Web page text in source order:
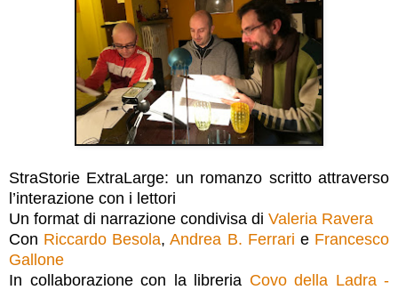
StraStorie ExtraLarge: un romanzo scritto attraverso
l’interazione con i lettori
Un format di narrazione condivisa di Valeria Ravera
Con Riccardo Besola,Andrea B. Ferrari e Francesco
Gallone
In collaborazione con la libreria Covo della Ladra -